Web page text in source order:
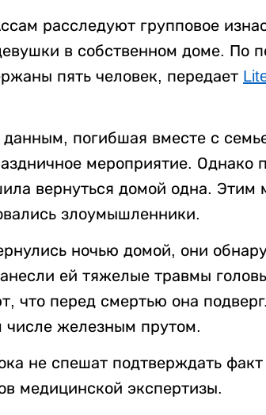
расследуют групповое
в собственном доме. По
пять человек, передает
погибшая вместе с
мероприятие. Однако
вернуться домой одна. Этим
злоумышленники.
ночью домой, они
ей тяжелые травмы
что перед смертью она
числе железным прутом.
не спешат подтверждать факт
медицинской экспертизы.